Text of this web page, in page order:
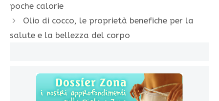
poche calorie
Olio di cocco, le proprietà benefiche per la
salute e la bellezza del corpo